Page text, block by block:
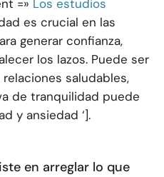
=» Los estudios
es crucial en las
generar confianza,
los lazos. Puede ser
saludables,
de tranquilidad puede
y ansiedad ‘].
en arreglar lo que